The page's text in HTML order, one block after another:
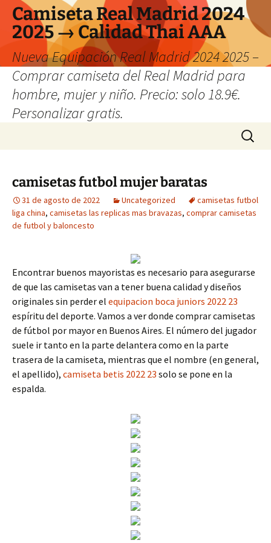
Camiseta Real Madrid 2024
2025 → Calidad Thai AAA
Nueva Equipación Real Madrid 2024 2025 –
Comprar camiseta del Real Madrid para
hombre, mujer y niño. Precio: solo 18.9€.
Personalizar gratis.
Buscar:
camisetas futbol mujer baratas
31 de agosto de 2022 Uncategorized
camisetas futbol
liga china, camisetas las replicas mas bravazas, comprar camisetas
de futbol y baloncesto
Encontrar buenos mayoristas es necesario para asegurarse
de que las camisetas van a tener buena calidad y diseños
originales sin perder el equipacion boca juniors 2022 23
espíritu del deporte. Vamos a ver donde comprar camisetas
de fútbol por mayor en Buenos Aires. El número del jugador
suele ir tanto en la parte delantera como en la parte
trasera de la camiseta, mientras que el nombre (en general,
el apellido), camiseta betis 2022 23 solo se pone en la
espalda.